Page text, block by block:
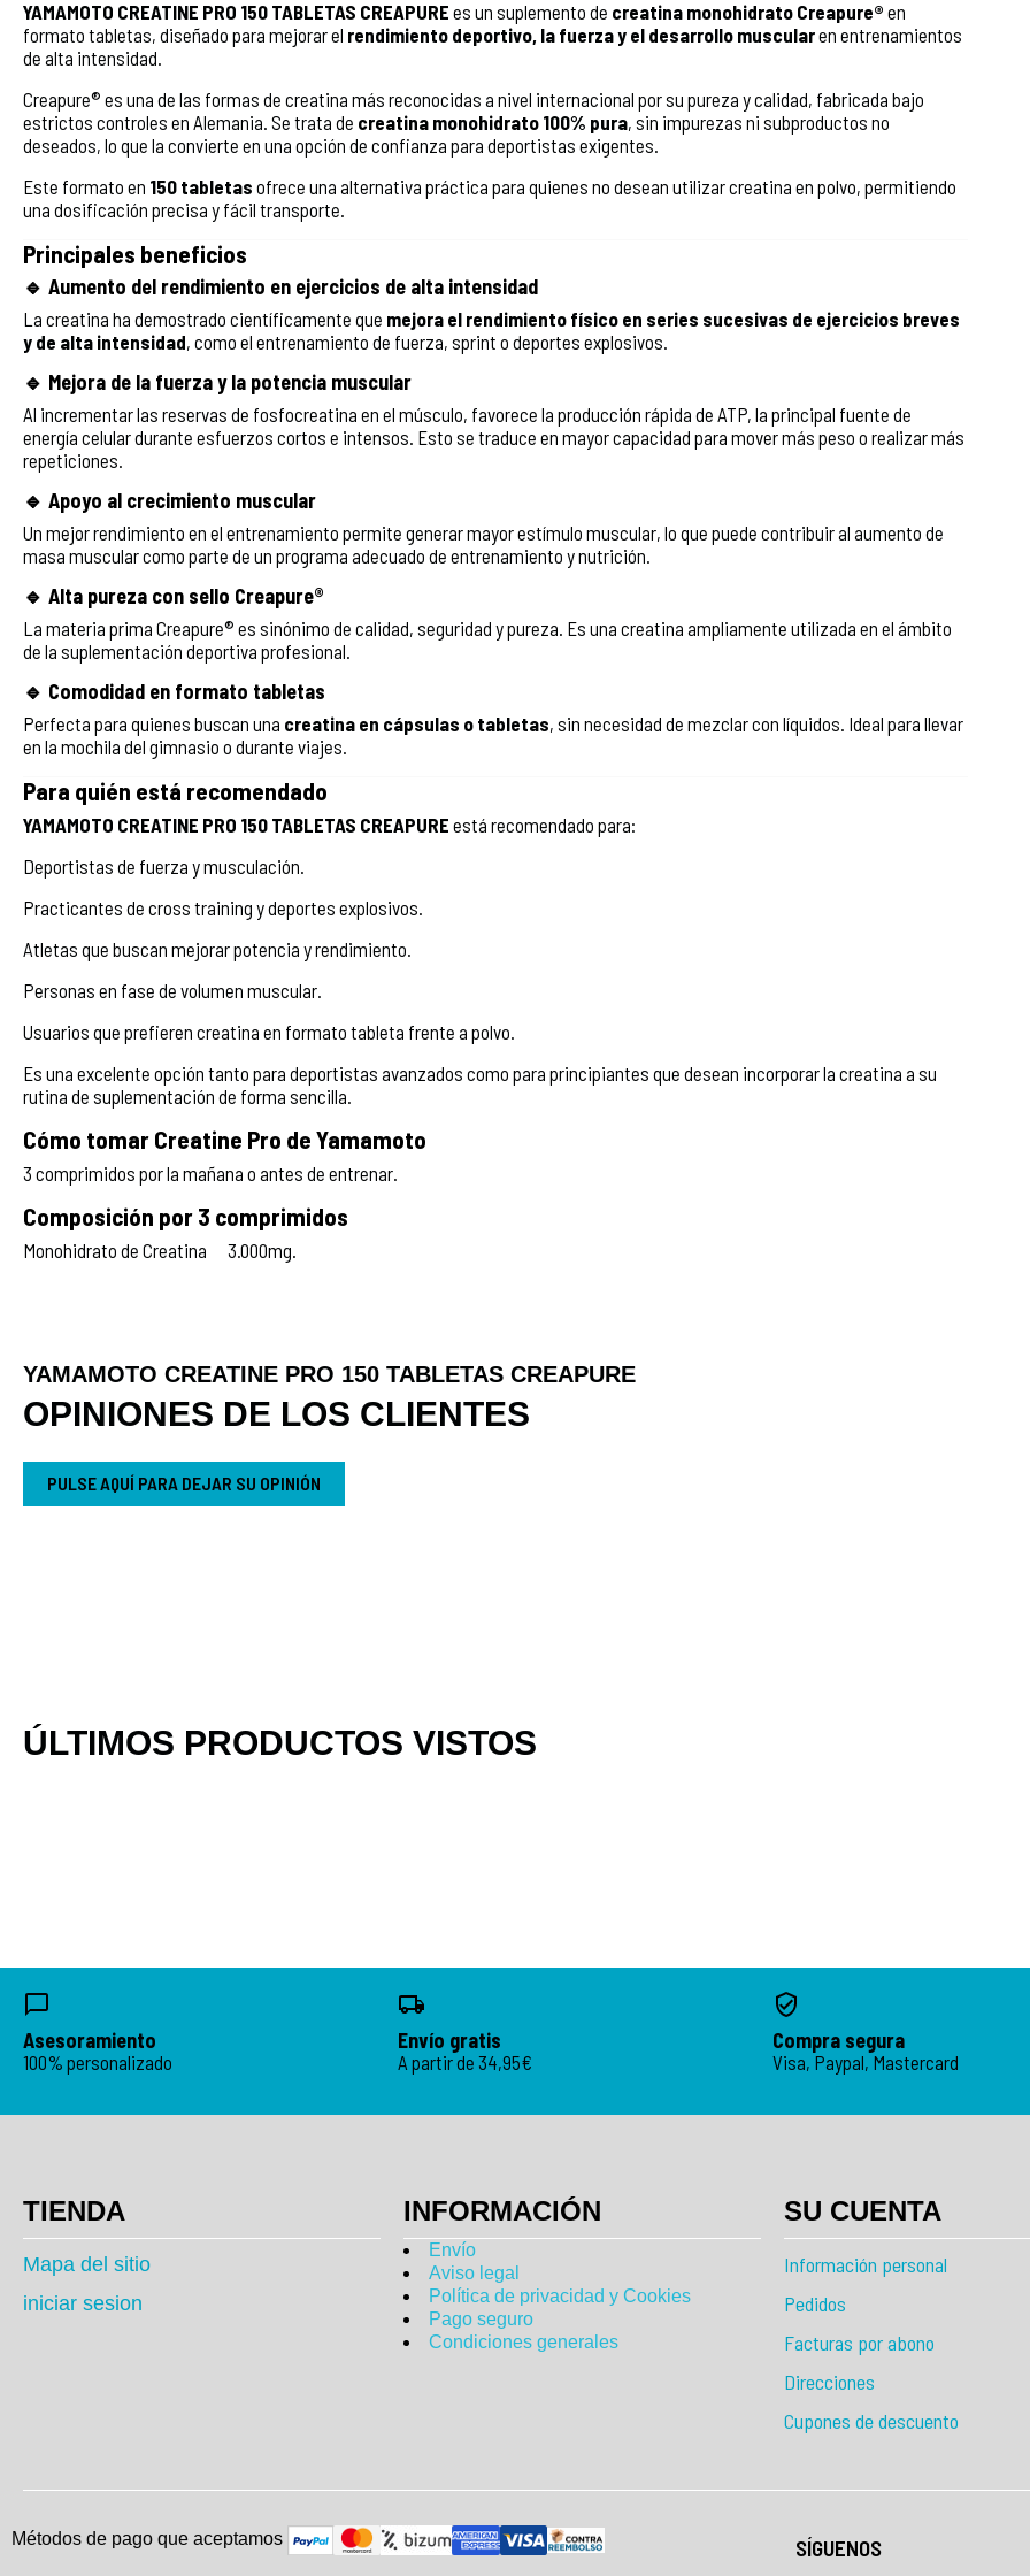
YAMAMOTO CREATINE PRO 150 TABLETAS CREAPURE es un suplemento de creatina monohidrato Creapure® en
formato tabletas, diseñado para mejorar el rendimiento deportivo, la fuerza y el desarrollo muscularen entrenamientos
de alta intensidad.
Creapure® es una de las formas de creatina más reconocidas a nivel internacional por su pureza y calidad, fabricada bajo
estrictos controles en Alemania. Se trata de creatina monohidrato 100% pura, sin impurezas ni subproductos no
deseados, lo que la convierte en una opción de confianza para deportistas exigentes.
Este formato en 150 tabletas ofrece una alternativa práctica para quienes no desean utilizar creatina en polvo, permitiendo
una dosificación precisa y fácil transporte.
Principales beneficios
🔹 Aumento del rendimiento en ejercicios de alta intensidad
La creatina ha demostrado científicamente que mejora el rendimiento físico en series sucesivas de ejercicios breves
y de alta intensidad, como el entrenamiento de fuerza, sprint o deportes explosivos.
🔹 Mejora de la fuerza y la potencia muscular
Al incrementar las reservas de fosfocreatina en el músculo, favorece la producción rápida de ATP, la principal fuente de
energía celular durante esfuerzos cortos e intensos. Esto se traduce en mayor capacidad para mover más peso o realizar más
repeticiones.
🔹 Apoyo al crecimiento muscular
Un mejor rendimiento en el entrenamiento permite generar mayor estímulo muscular, lo que puede contribuir al aumento de
masa muscular como parte de un programa adecuado de entrenamiento y nutrición.
🔹 Alta pureza con sello Creapure®
La materia prima Creapure® es sinónimo de calidad, seguridad y pureza. Es una creatina ampliamente utilizada en el ámbito
de la suplementación deportiva profesional.
🔹 Comodidad en formato tabletas
Perfecta para quienes buscan una creatina en cápsulas o tabletas, sin necesidad de mezclar con líquidos. Ideal para llevar
en la mochila del gimnasio o durante viajes.
Para quién está recomendado
YAMAMOTO CREATINE PRO 150 TABLETAS CREAPURE está recomendado para:
Deportistas de fuerza y musculación.
Practicantes de cross training y deportes explosivos.
Atletas que buscan mejorar potencia y rendimiento.
Personas en fase de volumen muscular.
Usuarios que prefieren creatina en formato tableta frente a polvo.
Es una excelente opción tanto para deportistas avanzados como para principiantes que desean incorporar la creatina a su
rutina de suplementación de forma sencilla.
Cómo tomar Creatine Pro de Yamamoto
3 comprimidos por la mañana o antes de entrenar.
Composición por 3 comprimidos
Monohidrato de Creatina 3.000mg.
YAMAMOTO CREATINE PRO 150 TABLETAS CREAPURE
OPINIONES DE LOS CLIENTES
PULSE AQUÍ PARA DEJAR SU OPINIÓN
ÚLTIMOS PRODUCTOS VISTOS
Asesoramiento
100% personalizado
Envío gratis
A partir de 34,95€
Compra segura
Visa, Paypal, Mastercard
TIENDA
Mapa del sitio
iniciar sesion
INFORMACIÓN
Envío
Aviso legal
Política de privacidad y Cookies
Pago seguro
Condiciones generales
SU CUENTA
Información personal
Pedidos
Facturas por abono
Direcciones
Cupones de descuento
Métodos de pago que aceptamos SÍGUENOS